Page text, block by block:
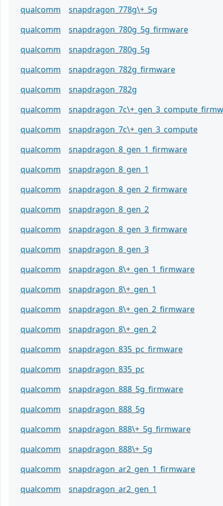
qualcomm
snapdragon_778g\+_5g
qualcomm
snapdragon_780g_5g_firmware
qualcomm
snapdragon_780g_5g
qualcomm
snapdragon_782g_firmware
qualcomm
snapdragon_782g
qualcomm
qualcomm
snapdragon_7c\+_gen_3_compute
qualcomm
snapdragon_8_gen_1_firmware
qualcomm
snapdragon_8_gen_1
qualcomm
snapdragon_8_gen_2_firmware
qualcomm
snapdragon_8_gen_2
qualcomm
snapdragon_8_gen_3_firmware
qualcomm
snapdragon_8_gen_3
qualcomm
snapdragon_8\+_gen_1_firmware
qualcomm
snapdragon_8\+_gen_1
qualcomm
snapdragon_8\+_gen_2_firmware
qualcomm
snapdragon_8\+_gen_2
qualcomm
snapdragon_835_pc_firmware
qualcomm
snapdragon_835_pc
qualcomm
snapdragon_888_5g_firmware
qualcomm
snapdragon_888_5g
qualcomm
snapdragon_888\+_5g_firmware
qualcomm
snapdragon_888\+_5g
qualcomm
snapdragon_ar2_gen_1_firmware
qualcomm
snapdragon_ar2_gen_1